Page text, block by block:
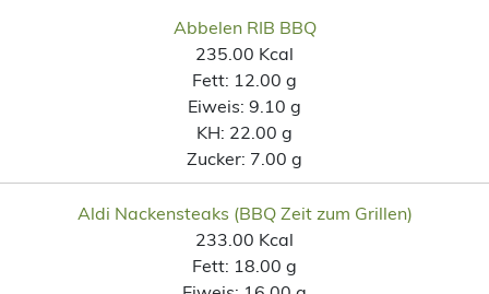
Abbelen RIB BBQ
235.00 Kcal
Fett: 12.00 g
Eiweis: 9.10 g
KH: 22.00 g
Zucker: 7.00 g
Aldi Nackensteaks (BBQ Zeit zum Grillen)
233.00 Kcal
Fett: 18.00 g